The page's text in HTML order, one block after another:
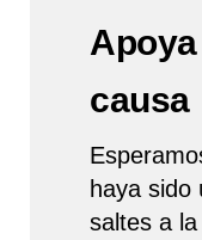
causa
haya sido
saltes a